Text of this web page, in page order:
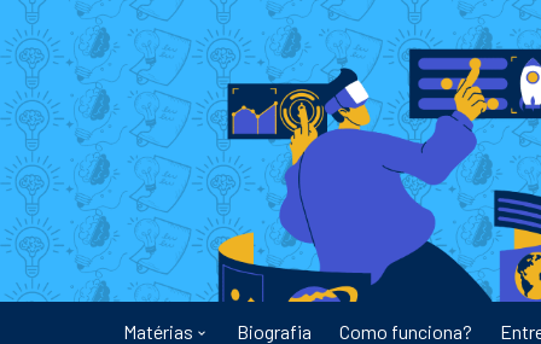
para
conteúdo
Matérias Biografia Como funciona?